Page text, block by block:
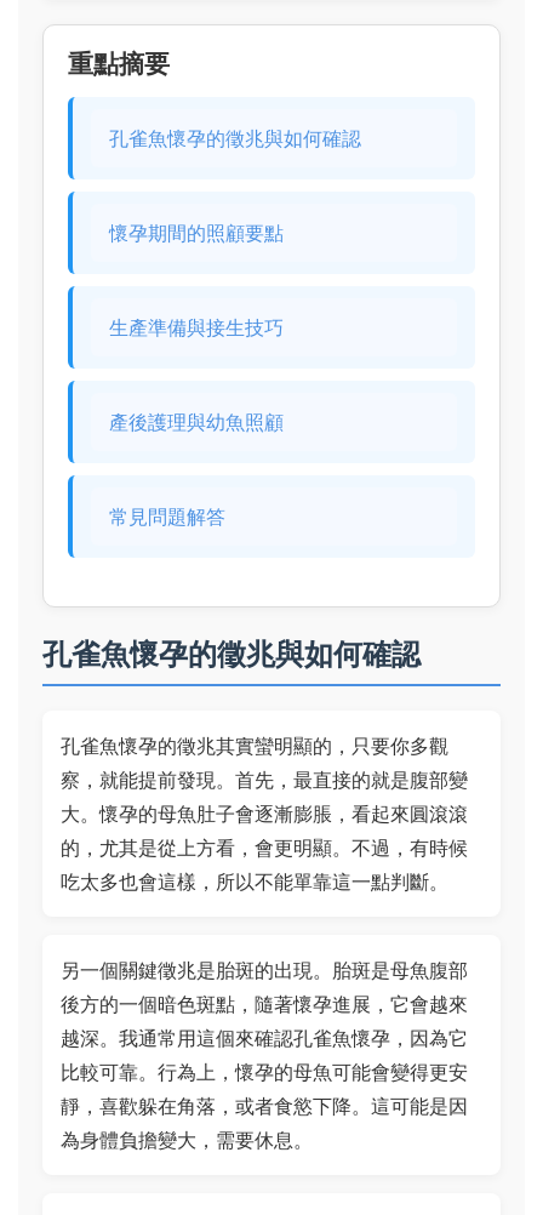
重點摘要
孔雀魚懷孕的徵兆與如何確認
懷孕期間的照顧要點
生產準備與接生技巧
產後護理與幼魚照顧
常見問題解答
孔雀魚懷孕的徵兆與如何確認
孔雀魚懷孕的徵兆其實蠻明顯的，只要你多觀
察，就能提前發現。首先，最直接的就是腹部變
大。懷孕的母魚肚子會逐漸膨脹，看起來圓滾滾
的，尤其是從上方看，會更明顯。不過，有時候
吃太多也會這樣，所以不能單靠這一點判斷。
另一個關鍵徵兆是胎斑的出現。胎斑是母魚腹部
後方的一個暗色斑點，隨著懷孕進展，它會越來
越深。我通常用這個來確認孔雀魚懷孕，因為它
比較可靠。行為上，懷孕的母魚可能會變得更安
靜，喜歡躲在角落，或者食慾下降。這可能是因
為身體負擔變大，需要休息。